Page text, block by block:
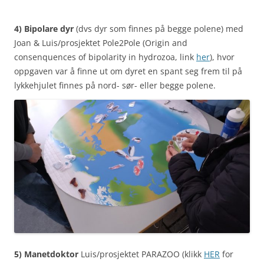
4) Bipolare dyr (dvs dyr som finnes på begge polene) med
Joan & Luis/prosjektet Pole2Pole (Origin and
consenquences of bipolarity in hydrozoa, link her), hvor
oppgaven var å finne ut om dyret en spant seg frem til på
lykkehjulet finnes på nord- sør- eller begge polene.
5) Manetdoktor Luis/prosjektet PARAZOO (klikk HER for